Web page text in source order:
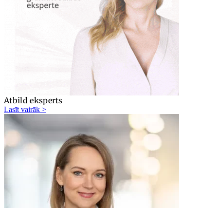
Atbild eksperts
Lasīt vairāk >